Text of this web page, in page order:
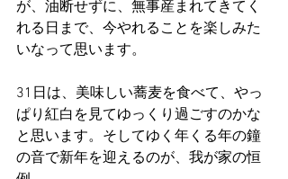
が、油断せずに、無事産まれてきてく
れる日まで、今やれることを楽しみた
いなって思います。
31日は、美味しい蕎麦を食べて、やっ
ぱり紅白を見てゆっくり過ごすのかな
と思います。そしてゆく年くる年の鐘
の音で新年を迎えるのが、我が家の恒